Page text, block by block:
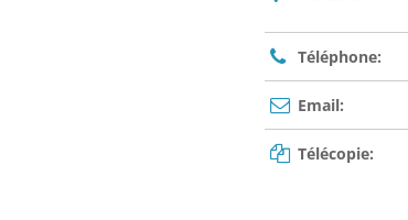
Téléphone:
Email:
Télécopie: